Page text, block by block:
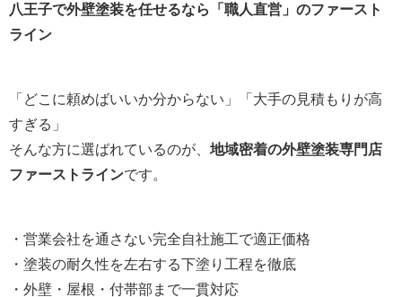
八王子で外壁塗装を任せるなら「職人直営」のファースト
ライン
「どこに頼めばいいか分からない」「大手の見積もりが高
すぎる」
そんな方に選ばれているのが、 地域密着の外壁塗装専門店
ファーストラインです。
・営業会社を通さない完全自社施工で適正価格
・塗装の耐久性を左右する下塗り工程を徹底
・外壁・屋根・付帯部まで一貫対応